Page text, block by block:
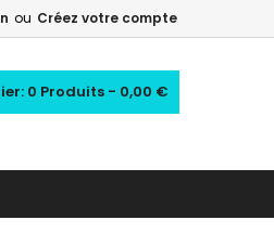
ou Créez votre compte
0 Produits - 0,00 €